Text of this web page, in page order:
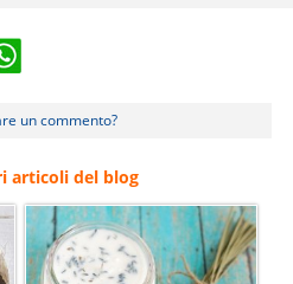
un commento?
articoli del blog